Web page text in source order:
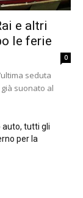
e altri
le ferie
0
seduta
suonato al
auto, tutti gli
per la